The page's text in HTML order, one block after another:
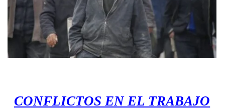
CONFLICTOS EN EL TRABAJO